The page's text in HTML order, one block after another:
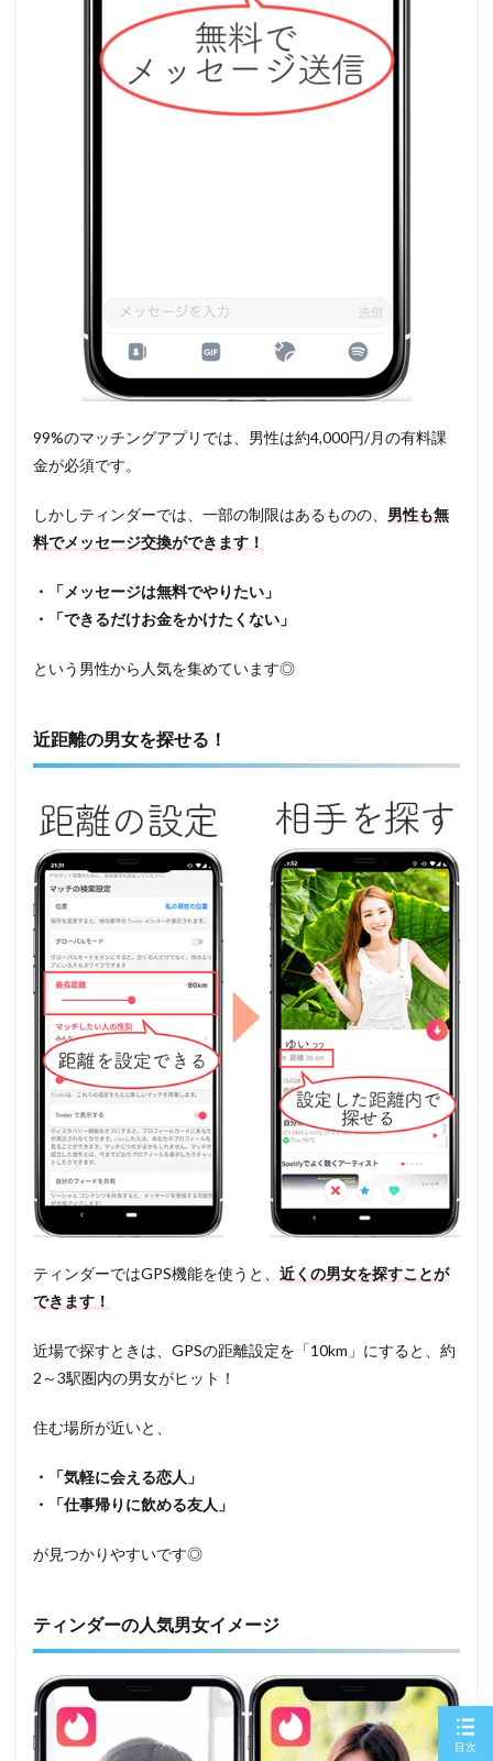
99%のマッチングアプリでは、男性は約4,000円/月の有料課
金が必須です。
しかしティンダーでは、一部の制限はあるものの、 男性も無
料でメッセージ交換ができます！
・「メッセージは無料でやりたい」
・「できるだけお金をかけたくない」
という男性から人気を集めています◎
近距離の男女を探せる！
ティンダーではGPS機能を使うと、 近くの男女を探すことが
できます！
近場で探すときは、GPSの距離設定を「10km」にすると、約
2～3駅圏内の男女がヒット！
住む場所が近いと、
・「気軽に会える恋人」
・「仕事帰りに飲める友人」
が見つかりやすいです◎
ティンダーの人気男女イメージ
目次